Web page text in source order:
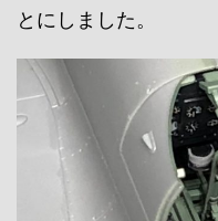
とにしました。